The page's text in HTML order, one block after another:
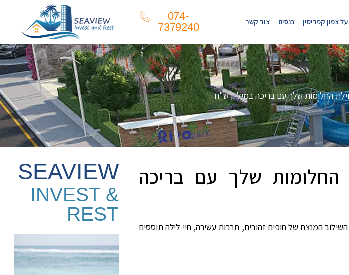
על צפון קפריסין כנסים צור קשר
074-
7379240
החלומות שלך עם בריכה במיליון ש"ח
שלך עם בריכה
המנצח של חופים זהובים, תרבות עשירה, חיי לילה תוססים
SEAVIEW
INVEST &
REST